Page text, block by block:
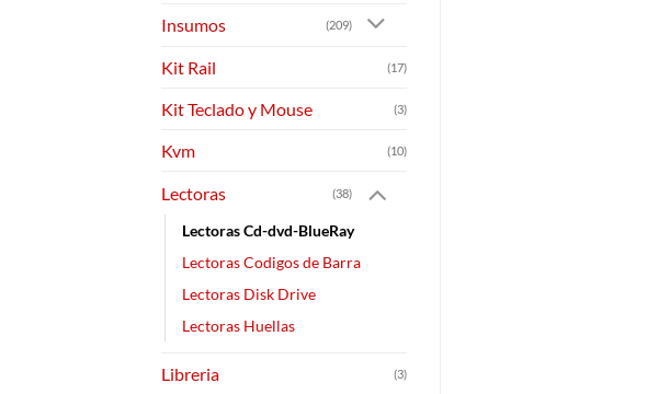
Insumos (209)
Kit Rail (17)
Kit Teclado y Mouse (3)
Kvm (10)
Lectoras (38)
Lectoras Cd-dvd-BlueRay
Lectoras Codigos de Barra
Lectoras Disk Drive
Lectoras Huellas
Libreria (3)